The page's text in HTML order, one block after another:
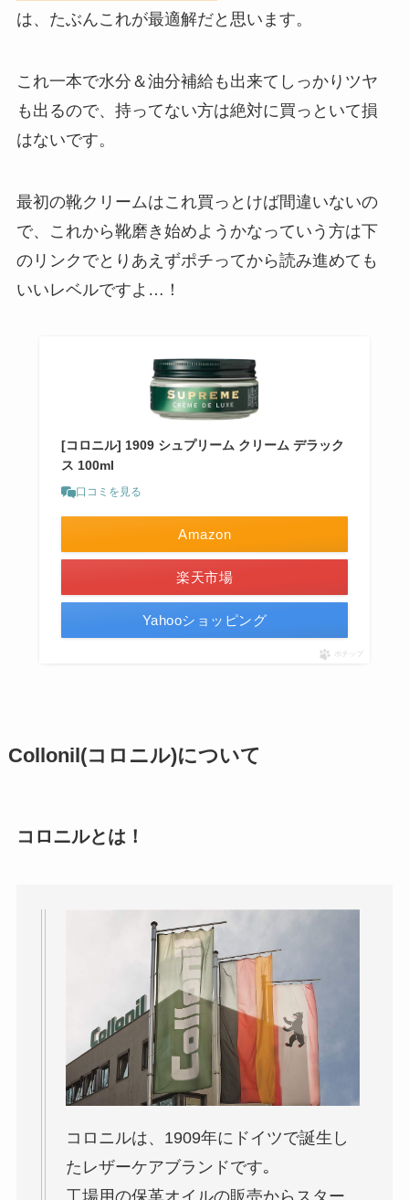
は、たぶんこれが最適解だと思います。
これ一本で水分＆油分補給も出来てしっかりツヤ
も出るので、持ってない方は絶対に買っといて損
はないです。
最初の靴クリームはこれ買っとけば間違いないの
で、これから靴磨き始めようかなっていう方は下
のリンクでとりあえずポチってから読み進めても
いいレベルですよ…！
[コロニル] 1909 シュプリーム クリーム デラック
ス 100ml
口コミを見る
Amazon
楽天市場
Yahooショッピング
ポチップ
Collonil(コロニル)について
コロニルとは！
コロニルは、1909年にドイツで誕生し
たレザーケアブランドです｡
工場用の保革オイルの販売からスター